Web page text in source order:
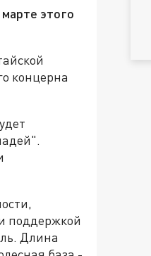
этого
концерна
поддержкой
Длина